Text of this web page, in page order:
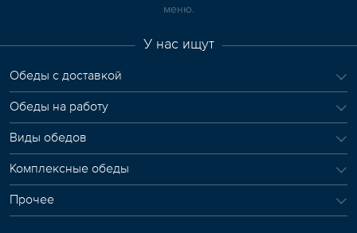
меню.
У нас ищут
Обеды с доставкой
Обеды на работу
Виды обедов
Комплексные обеды
Прочее